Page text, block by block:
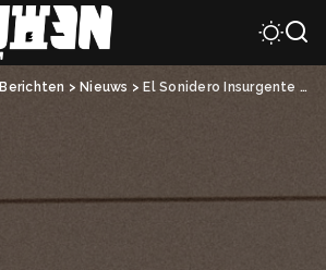
Berichten > Nieuws > El Sonidero Insurgente (AR) en Papaformigas live bij Grand Café Plein